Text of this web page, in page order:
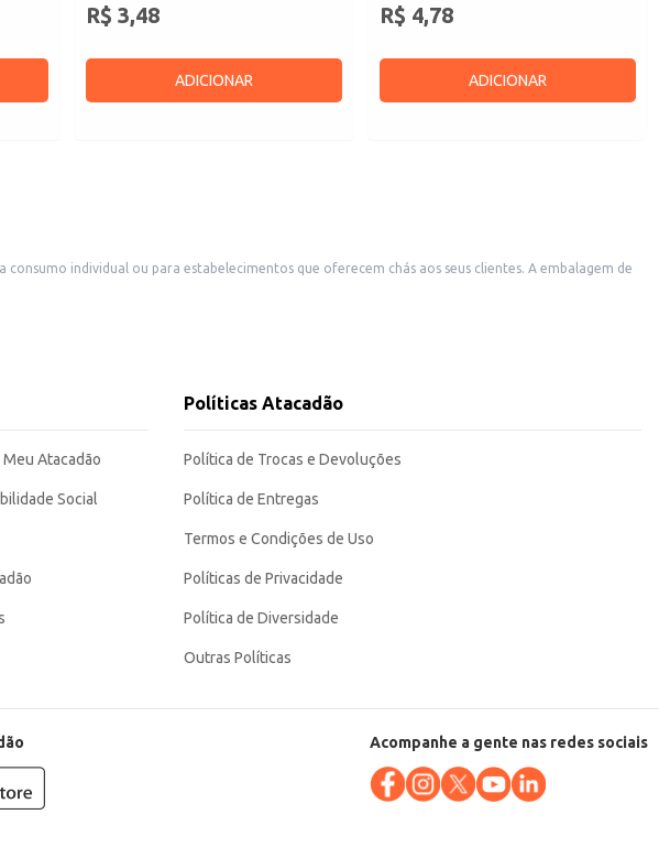
R$ 3,48
ADICIONAR
R$ 4,78
ADICIONAR
individual ou para estabelecimentos que oferecem chás aos seus clientes. A embalagem de
Atacadão
Social
Políticas Atacadão
Política de Trocas e Devoluções
Política de Entregas
Termos e Condições de Uso
Políticas de Privacidade
Política de Diversidade
Outras Políticas
Acompanhe a gente nas redes sociais